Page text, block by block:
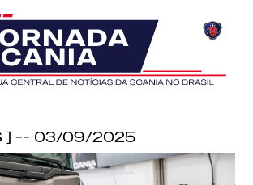
-- 03/09/2025